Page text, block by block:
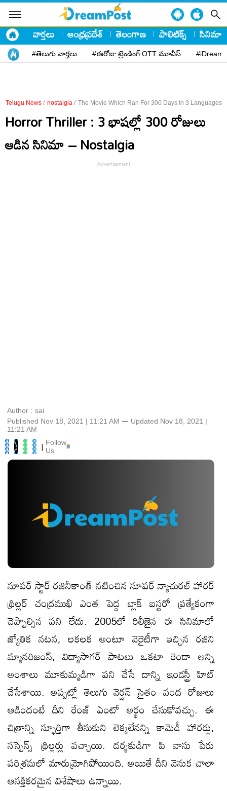
వార్తలు ఆంధ్రప్రదేశ్ తెలంగాణ పాలిటిక్స్ సినిమా
#తెలుగు వార్తలు #ఈరోజు ట్రెండింగ్ OTT మూవీస్
Telugu News / nostalgia / The Movie Which Ran For 300 Days In 3 Languages
Horror Thriller : 3 భాషల్లో 300 రోజులు
ఆడిన సినిమా – Nostalgia
Author : sai
Published Nov 18, 2021 | 11:21 AM ⚊ Updated Nov 18, 2021 |
11:21 AM
| Follow
Us
సూపర్ స్టార్ రజినీకాంత్ నటించిన సూపర్ న్యాచురల్ హారర్
థ్రిల్లర్ చంద్రముఖి ఎంత పెద్ద బ్లాక్ బస్టరో ప్రత్యేకంగా
చెప్పాల్సిన పని లేదు. 2005లో రిలీజైన ఈ సినిమాలో
జ్యోతిక నటన, లకలక అంటూ వెరైటీగా ఇచ్చిన రజిని
మ్యానరిజంస్, విద్యాసాగర్ పాటలు ఒకటా రెండా అన్ని
అంశాలు మూకుమ్మడిగా పని చేసే దాన్ని ఇండస్ట్రీ హిట్
చేసేశాయి. అప్పట్లో తెలుగు వెర్షన్ సైతం వంద రోజులు
ఆడిందంటే దీని రేంజ్ ఏంటో అర్థం చేసుకోవచ్చు. ఈ
చిత్రాన్ని స్ఫూర్తిగా తీసుకుని లెక్కలేనన్ని కామెడీ హారర్లు,
సస్పెన్స్ థ్రిల్లర్లు వచ్చాయి. దర్శకుడిగా పి వాసు పేరు
పరిశ్రమలో మారుమ్రోగిపోయింది. అయితే దీని వెనుక చాలా
ఆసక్తికరమైన విశేషాలు ఉన్నాయి.